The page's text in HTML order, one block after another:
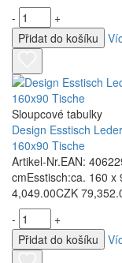
-
+
Přidat do košíku
Sloupcové tabulky
Design Esstisch
160x90 Tische
Artikel-Nr.EAN:
cmEsstisch:ca. 160 x
4,049.00CZK
-
+
Přidat do košíku